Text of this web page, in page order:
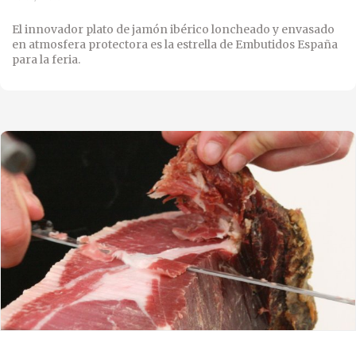
El innovador plato de jamón ibérico loncheado y envasado
en atmosfera protectora es la estrella de Embutidos España
para la feria.